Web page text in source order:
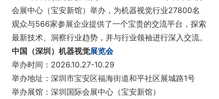
会展中心（宝安新馆）举办，为机器视觉行业27800名
观众与566家参展企业提供了一个宝贵的交流平台，探索
最新技术、洞察行业趋势，并与行业领袖进行深入交流。
中国（深圳）机器视觉展览会
举办时间：2026.10.27-10.29
举办地址：深圳市宝安区福海街道和平社区展城路1号
举办展馆：深圳国际会展中心（宝安新馆）